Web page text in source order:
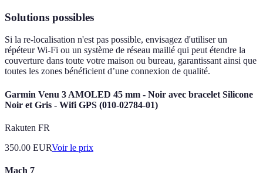
Solutions possibles
Si la re-localisation n'est pas possible, envisagez d'utiliser un
répéteur Wi-Fi ou un système de réseau maillé qui peut étendre la
couverture dans toute votre maison ou bureau, garantissant ainsi que
toutes les zones bénéficient d’une connexion de qualité.
Garmin Venu 3 AMOLED 45 mm - Noir avec bracelet Silicone
Noir et Gris - Wifi GPS (010-02784-01)
Rakuten FR
350.00 EURVoir le prix
Mach 7